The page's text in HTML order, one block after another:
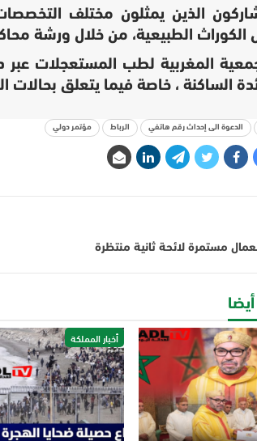
الذين يمثلون مختلف
الكوراث الطبيعية، من خلال ورشة
المغربية لطب المستعجلات عبر
الساكنة ، خاصة فيما يتعلق بحالات
الدعوة الى إحداث رقم هاتفي الرباط مؤتمر دولي
مستمرة لائحة ثانية منتظرة
أخبار المملكة